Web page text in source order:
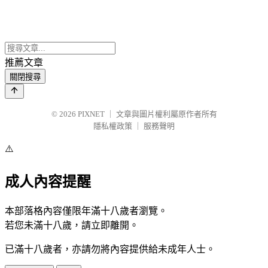
推薦文章
關閉搜尋
© 2026 PIXNET
文章與圖片權利屬原作者所有
隱私權政策
服務聲明
⚠️
成人內容提醒
本部落格內容僅限年滿十八歲者瀏覽。
若您未滿十八歲，請立即離開。
已滿十八歲者，亦請勿將內容提供給未成年人士。